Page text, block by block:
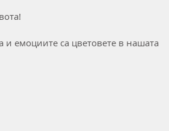
и емоциите са цветовете в нашата